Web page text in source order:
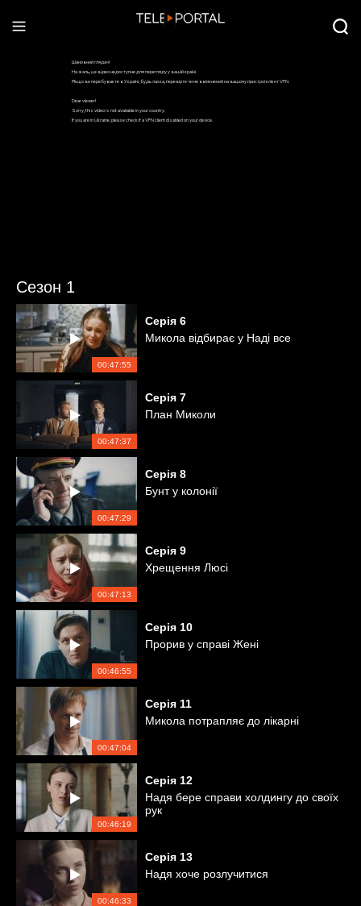
Сезон 1
00:47:55
Серія 6
Микола відбирає у Наді все
00:47:37
Серія 7
План Миколи
00:47:29
Серія 8
Бунт у колонії
00:47:13
Серія 9
Хрещення Люсі
00:46:55
Серія 10
Прорив у справі Жені
00:47:04
Серія 11
Микола потрапляє до лікарні
00:46:19
Серія 12
Надя бере справи холдингу до своїх
рук
00:46:33
Серія 13
Надя хоче розлучитися